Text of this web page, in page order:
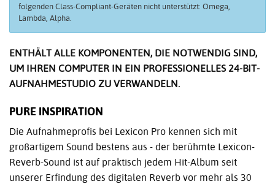
folgenden Class-Compliant-Geräten nicht unterstützt: Omega,
Lambda, Alpha.
ENTHÄLT ALLE KOMPONENTEN, DIE NOTWENDIG SIND,
UM IHREN COMPUTER IN EIN PROFESSIONELLES 24-BIT-
AUFNAHMESTUDIO ZU VERWANDELN.
PURE INSPIRATION
Die Aufnahmeprofis bei Lexicon Pro kennen sich mit
großartigem Sound bestens aus - der berühmte Lexicon-
Reverb-Sound ist auf praktisch jedem Hit-Album seit
unserer Erfindung des digitalen Reverb vor mehr als 30